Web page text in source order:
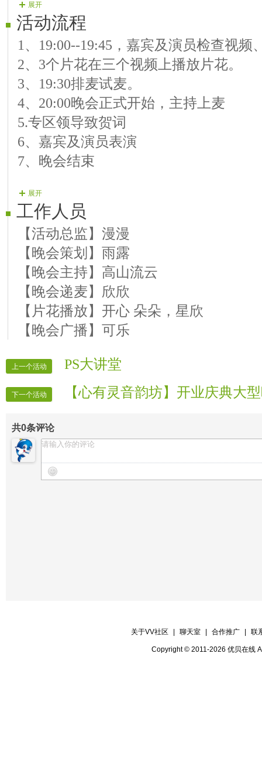
【03演员】小雅 葫芦丝《竹楼情歌》
【04演员】香☆香 歌曲《前世今生的
【06号演员】雾都 歌曲《下马酒之歌
【07演员】无情 歌曲《小调情歌》
【08演员】鼎尊 歌曲 《梦里回趟家
【09演员】冰花 歌曲 《老家》
【10演员】兰梦 歌曲 《荞麦花》
【11演员】娴聊 歌曲 《那片海》
【12演员】云朵 歌曲 《打开春天》
展开
活动流程
1、19:00--19:45，嘉宾及演员检查视频
2、3个片花在三个视频上播放片花。
3、19:30排麦试麦。
4、20:00晚会正式开始，主持上麦
5.专区领导致贺词
6、嘉宾及演员表演
7、晚会结束
展开
工作人员
【活动总监】漫漫
【晚会策划】雨露
【晚会主持】高山流云
【晚会递麦】欣欣
【片花播放】开心 朵朵，星欣
【晚会广播】可乐
上一个活动 PS大讲堂
下一个活动 【心有灵音韵坊】开业庆典大
共0条评论
关于VV社区 聊天室 合作推广 联
Copyright © 2011-2026 优贝在线